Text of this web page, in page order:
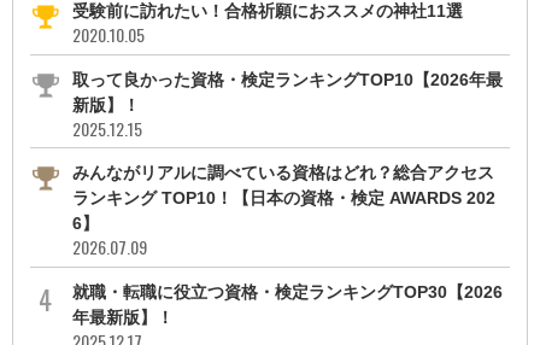
受験前に訪れたい！合格祈願におススメの神社11選
2020.10.05
取って良かった資格・検定ランキングTOP10【2026年最
新版】！
2025.12.15
みんながリアルに調べている資格はどれ？総合アクセス
ランキング TOP10！【日本の資格・検定 AWARDS 202
6】
2026.07.09
就職・転職に役立つ資格・検定ランキングTOP30【2026
年最新版】！